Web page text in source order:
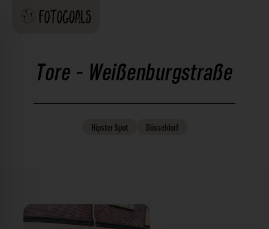
Tore - Weißenburgstraße
HipsterSpot Düsseldorf